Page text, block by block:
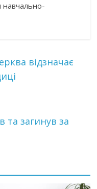
відзначає
та загинув за